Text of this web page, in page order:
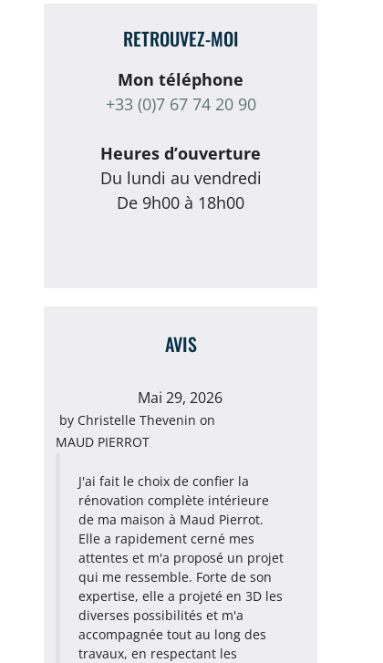
RETROUVEZ-MOI
Mon téléphone
+33 (0)7 67 74 20 90
Heures d’ouverture
Du lundi au vendredi
De 9h00 à 18h00
AVIS
Mai 29, 2026
by Christelle Thevenin on
MAUD PIERROT
J'ai fait le choix de confier la
rénovation complète intérieure
de ma maison à Maud Pierrot.
Elle a rapidement cerné mes
attentes et m'a proposé un projet
qui me ressemble. Forte de son
expertise, elle a projeté en 3D les
diverses possibilités et m'a
accompagnée tout au long des
travaux, en respectant les